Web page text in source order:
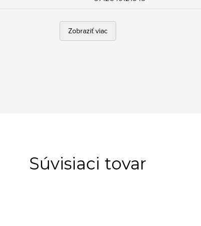
Zobraziť viac
Súvisiaci tovar